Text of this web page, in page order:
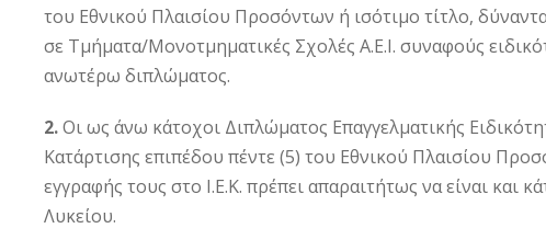
του Εθνικού Πλαισίου Προσόντων ή ισότιμο τίτλο,
σε Τμήματα/Μονοτμηματικές Σχολές Α.Ε.Ι. συναφούς
ανωτέρω διπλώματος.
2.Οι ως άνω κάτοχοι Διπλώματος Επαγγελματικής
Κατάρτισης επιπέδου πέντε (5) του Εθνικού Πλαισίου
εγγραφής τους στο Ι.Ε.Κ. πρέπει απαραιτήτως να είναι και
Λυκείου.